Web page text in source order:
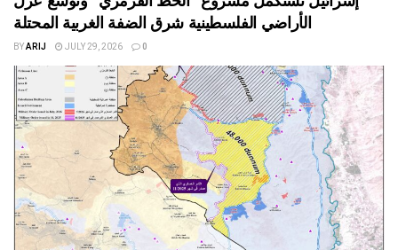
الأراضي الفلسطينية شرق الضفة الغربية المحتلة
BYARIJ JULY 29, 2026 0